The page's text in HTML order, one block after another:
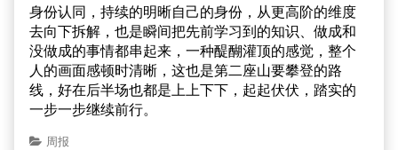
身份认同，持续的明晰自己的身份，从更高阶的维度
去向下拆解，也是瞬间把先前学习到的知识、做成和
没做成的事情都串起来，一种醍醐灌顶的感觉，整个
人的画面感顿时清晰，这也是第二座山要攀登的路
线，好在后半场也都是上上下下，起起伏伏，踏实的
一步一步继续前行。
周报